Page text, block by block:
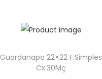
Guardanapo 22×22 F.Simples
Cx.30Mç